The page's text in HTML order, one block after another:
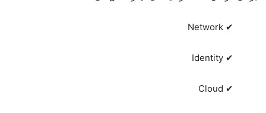
Network ✔
Identity ✔
Cloud ✔